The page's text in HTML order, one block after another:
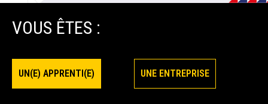
VOUS ÊTES :
UN(E) APPRENTI(E) UNE ENTREPRISE